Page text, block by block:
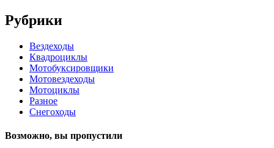
Рубрики
Вездеходы
Квадроциклы
Мотобуксировщики
Мотовездеходы
Мотоциклы
Разное
Снегоходы
Возможно, вы пропустили